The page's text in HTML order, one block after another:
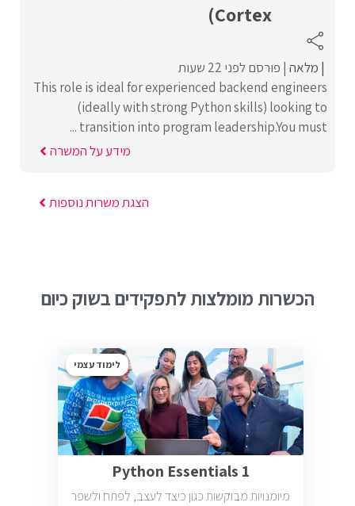
(Cortex
מלאה פורסם לפני 22 שעות
This role is ideal for experienced backend engineers
(ideally with strong Python skills) looking to
transition into program leadership.You must ...
מידע על המשרה
הצגת משרות נוספות
הכשרות מומלצות לתפקידים בשוק כיום
לימוד עצמי
Python Essentials 1
מיומנויות מבוקשות כגון כיצד לעצב, לפתח ולשפר